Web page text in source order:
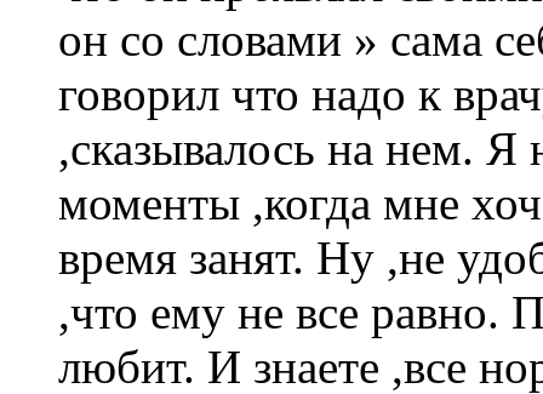
он со словами » сама
говорил что надо к
,сказывалось на нем. Я
моменты ,когда мне
время занят. Ну ,не
,что ему не все равно.
любит. И знаете ,все